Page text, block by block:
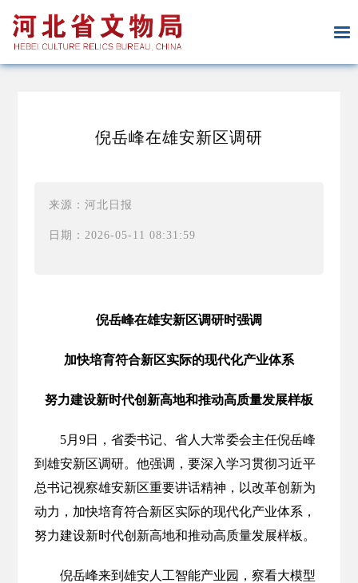
倪岳峰在雄安新区调研
来源：河北日报
日期：2026-05-11 08:31:59
倪岳峰在雄安新区调研时强调
加快培育符合新区实际的现代化产业体系
努力建设新时代创新高地和推动高质量发展样板
5月9日，省委书记、省人大常委会主任倪岳峰
到雄安新区调研。他强调，要深入学习贯彻习近平
总书记视察雄安新区重要讲话精神，以改革创新为
动力，加快培育符合新区实际的现代化产业体系，
努力建设新时代创新高地和推动高质量发展样板。
倪岳峰来到雄安人工智能产业园，察看大模型